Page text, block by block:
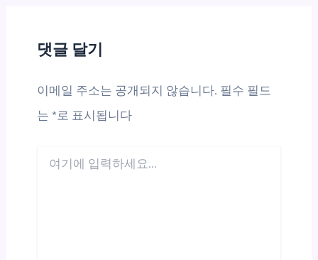
댓글 달기
이메일 주소는 공개되지 않습니다. 필수 필드
는 * 로 표시됩니다